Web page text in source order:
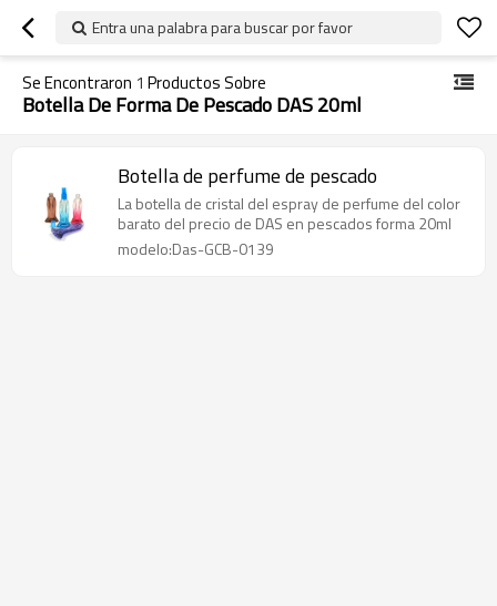
Entra una palabra para buscar por favor
Se Encontraron 1 Productos Sobre
Botella De Forma De Pescado DAS 20ml
Botella de perfume de pescado
La botella de cristal del espray de perfume del color
barato del precio de DAS en pescados forma 20ml
modelo:Das-GCB-0139